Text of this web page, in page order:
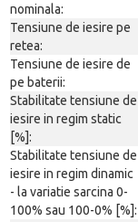
nominala:
Tensiune de iesire pe
retea:
Tensiune de iesire de
pe baterii:
Stabilitate tensiune de
iesire in regim static
[%]:
Stabilitate tensiune de
iesire in regim dinamic
- la variatie sarcina 0-
100% sau 100-0% [%]: